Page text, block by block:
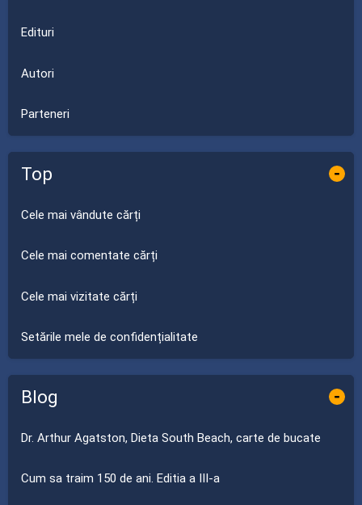
Edituri
Autori
Parteneri
Top -
Cele mai vândute cărți
Cele mai comentate cărți
Cele mai vizitate cărți
Setările mele de confidențialitate
Blog -
Dr. Arthur Agatston, Dieta South Beach, carte de bucate
Cum sa traim 150 de ani. Editia a III-a